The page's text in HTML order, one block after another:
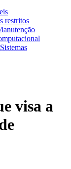
restritos
visa a